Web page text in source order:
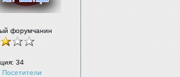
форумчанин
34
Посетители